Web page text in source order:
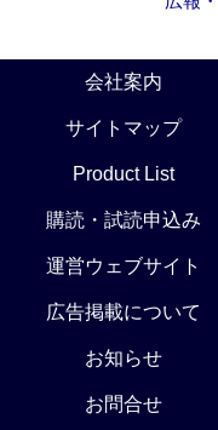
会社案内
サイトマップ
Product List
購読・試読申込み
運営ウェブサイト
広告掲載について
お知らせ
お問合せ